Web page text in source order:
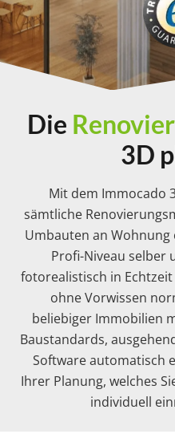
Die
3D
Mit dem Immocado
sämtliche
Umbauten an
Profi-Niveau selber
fotorealistisch in Echtzeit
ohne Vorwissen
beliebiger Immobilien
Baustandards,
Software automatisch
Ihrer Planung, welches
individuell